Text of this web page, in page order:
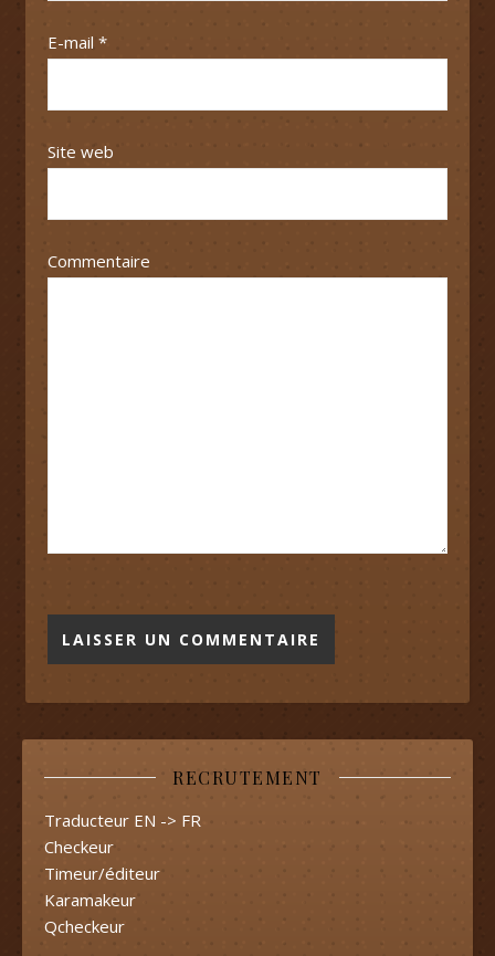
E-mail *
Site web
Commentaire
RECRUTEMENT
Traducteur EN -> FR
Checkeur
Timeur/éditeur
Karamakeur
Qcheckeur